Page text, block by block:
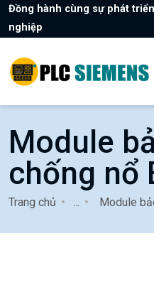
Đồng hành cùng sự phát
nghiệp
Module
chống nổ
Trang chủ Module